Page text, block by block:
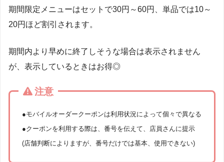
期間限定メニューはセットで30円～60円、単品では10～
20円ほど割引されます。
期間内より早めに終了しそうな場合は表示されません
が、表示しているときはお得◎
注意
●モバイルオーダークーポンは利用状況によって個々で異なる
●クーポンを利用する際は、番号を伝えて、店員さんに提示
(店舗判断によりますが、番号だけでは基本、使用できない)